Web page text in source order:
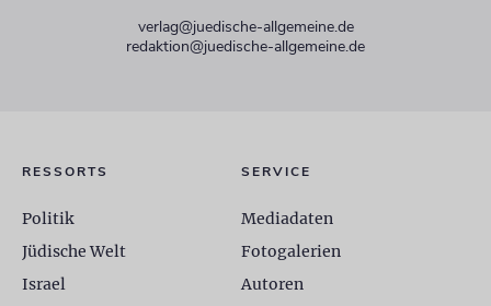
verlag@juedische-allgemeine.de
redaktion@juedische-allgemeine.de
RESSORTS
Politik
Jüdische Welt
Israel
SERVICE
Mediadaten
Fotogalerien
Autoren